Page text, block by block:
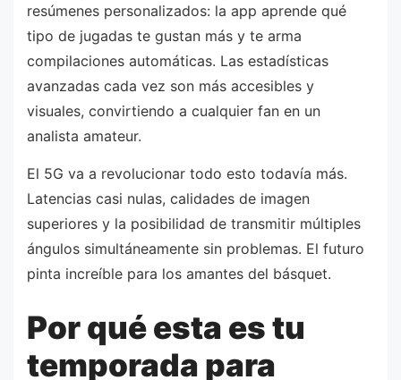
resúmenes personalizados: la app aprende qué
tipo de jugadas te gustan más y te arma
compilaciones automáticas. Las estadísticas
avanzadas cada vez son más accesibles y
visuales, convirtiendo a cualquier fan en un
analista amateur.
El 5G va a revolucionar todo esto todavía más.
Latencias casi nulas, calidades de imagen
superiores y la posibilidad de transmitir múltiples
ángulos simultáneamente sin problemas. El futuro
pinta increíble para los amantes del básquet.
Por qué esta es tu
temporada para